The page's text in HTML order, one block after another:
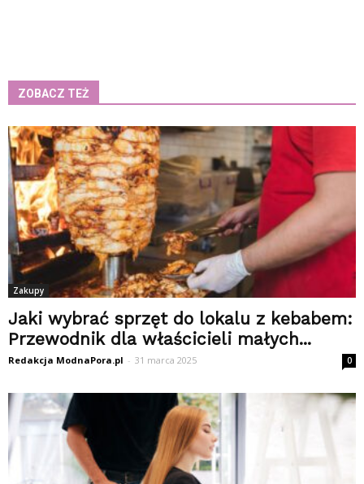
ZOBACZ TEŻ
Zakupy
Jaki wybrać sprzęt do lokalu z kebabem:
Przewodnik dla właścicieli małych...
Redakcja ModnaPora.pl - 31 marca 2025 0